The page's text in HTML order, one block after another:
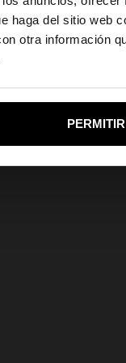
haga del sitio web
otra información
de United States?
España Sí,
78% Algodón, 22%